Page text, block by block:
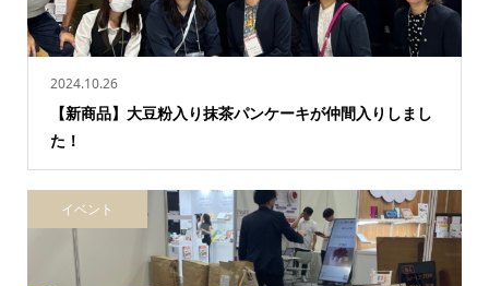
2024.10.26
【新商品】大豆粉入り抹茶パンケーキが仲間入りしまし
た！
イベント